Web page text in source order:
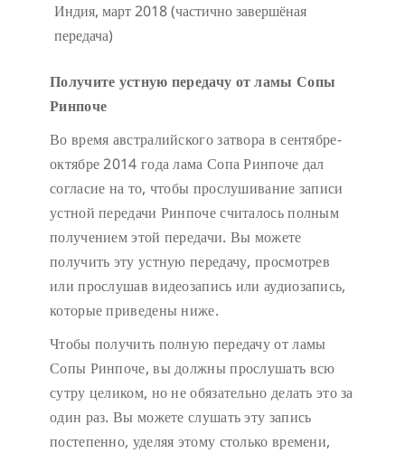
Индия, март 2018 (частично завершёная
передача)
Получите устную передачу от ламы Сопы
Ринпоче
Во время австралийского затвора в сентябре-
октябре 2014 года лама Сопа Ринпоче дал
согласие на то, чтобы прослушивание записи
устной передачи Ринпоче считалось полным
получением этой передачи. Вы можете
получить эту устную передачу, просмотрев
или прослушав видеозапись или аудиозапись,
которые приведены ниже.
Чтобы получить полную передачу от ламы
Сопы Ринпоче, вы должны прослушать всю
сутру целиком, но не обязательно делать это за
один раз. Вы можете слушать эту запись
постепенно, уделяя этому столько времени,